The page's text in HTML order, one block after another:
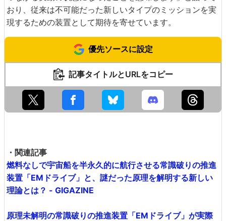
おり、従来は不可能だった新しいタイプのミッションを実
現するための装置として期待を寄せています。
優先ソースに設定
記事タイトルとURLをコピー
・関連記事
燃料なしで宇宙船を半永久的に航行させる常識破りの推進
装置「EMドライブ」と、謎だった原理を解明する新しい
理論とは？ - GIGAZINE
原理未解明の常識破りの推進装置「EMドライブ」が実際